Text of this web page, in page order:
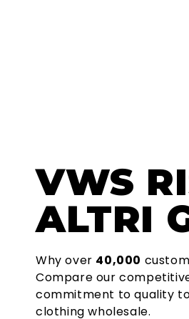
VWS
ALTRI
Why over 40,000
Compare our
commitment to quality
clothing wholesale.